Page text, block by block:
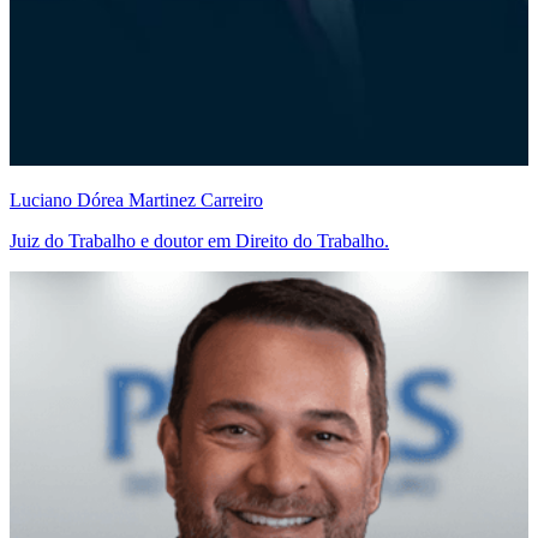
Luciano Dórea Martinez Carreiro
Juiz do Trabalho e doutor em Direito do Trabalho.